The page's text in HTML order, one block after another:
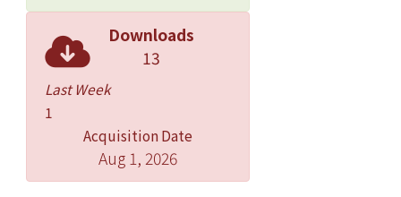
Downloads
13
Last Week
1
Acquisition Date
Aug 1, 2026